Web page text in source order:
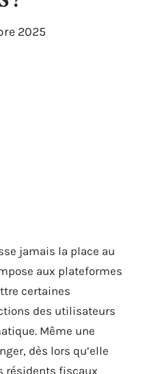
2025
jamais la place au
aux plateformes
certaines
des utilisateurs
Même une
dès lors qu’elle
résidents fiscaux